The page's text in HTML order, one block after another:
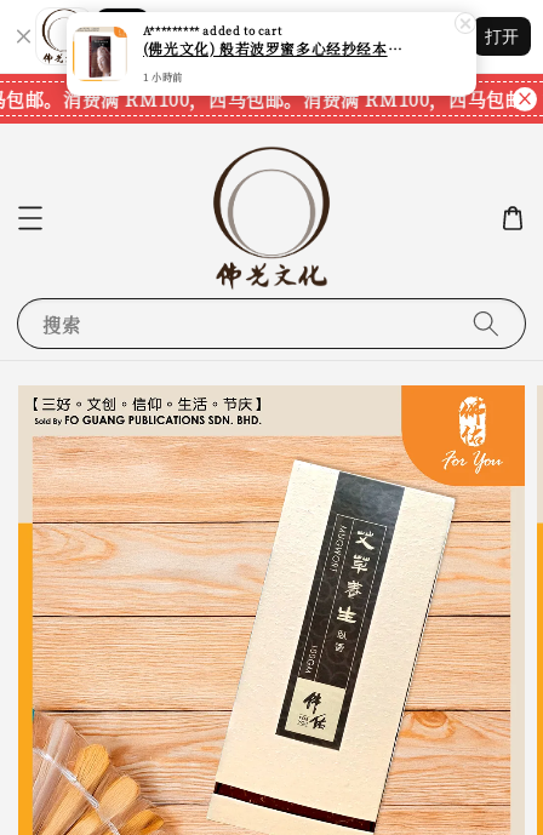
Shopping: 追踪您的订单
您信赖的商店
打开
邮。 消费满 RM100，西马包邮。消费满 RM100，西马包邮。
搜索
A*********added to cart
(佛光文化) 般若波罗蜜多心经抄经本 Prajna Paramita Heart Sutra (30pcs/pack) 现货速发
1 小時前